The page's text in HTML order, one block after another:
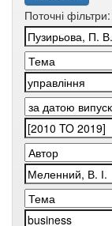
Поточні фільтри: